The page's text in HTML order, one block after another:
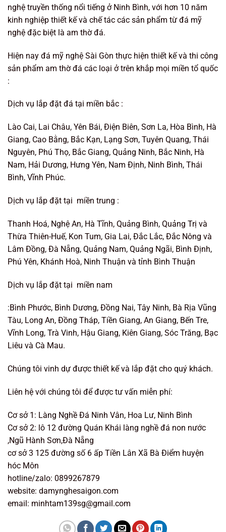
nghệ truyền thống nổi tiếng ở Ninh Bình, với hơn 10 năm
kinh nghiệp thiết kế và chế tác các sản phẩm từ đá mỹ
nghệ đặc biệt là am thờ đá.
Hiện nay đá mỹ nghệ Sài Gòn thực hiện thiết kế và thi công
sản phẩm am thờ đá các loại ở trên khắp mọi miền tổ quốc
:
Dịch vụ lắp đặt đá tại miền bắc :
Lào Cai, Lai Châu, Yên Bái, Điện Biên, Sơn La, Hòa Bình, Hà
Giang, Cao Bằng, Bắc Kạn, Lạng Sơn, Tuyên Quang, Thái
Nguyên, Phú Thọ, Bắc Giang, Quảng Ninh, Bắc Ninh, Hà
Nam, Hải Dương, Hưng Yên, Nam Định, Ninh Bình, Thái
Bình, Vĩnh Phúc.
Dịch vụ lắp đặt tại miền trung :
Thanh Hoá, Nghệ An, Hà Tĩnh, Quảng Bình, Quảng Trị và
Thừa Thiên-Huế, Kon Tum, Gia Lai, Đắc Lắc, Đắc Nông và
Lâm Đồng, Đà Nẵng, Quảng Nam, Quảng Ngãi, Bình Định,
Phú Yên, Khánh Hoà, Ninh Thuận và tỉnh Bình Thuận
Dịch vụ lắp đặt tại miền nam
:Bình Phước, Bình Dương, Đồng Nai, Tây Ninh, Bà Rịa Vũng
Tàu, Long An, Đồng Tháp, Tiền Giang, An Giang, Bến Tre,
Vĩnh Long, Trà Vinh, Hậu Giang, Kiên Giang, Sóc Trăng, Bạc
Liêu và Cà Mau.
Chúng tôi vinh dự được thiết kế và lắp đặt cho quý khách.
Liên hệ với chúng tôi để được tư vấn miễn phí:
Cơ sở 1: Làng Nghề Đá Ninh Vân, Hoa Lư, Ninh Bình
Cơ sở 2: lô 12 đường Quán Khái làng nghề đá non nước
,Ngũ Hành Sơn,Đà Nẵng
cơ sở 3 125 đường số 6 ấp Tiền Lân Xã Bà Điểm huyện
hóc Môn
hotline/zalo: 0899267879
website: damynghesaigon.com
email: minhtam139sg@gmail.com